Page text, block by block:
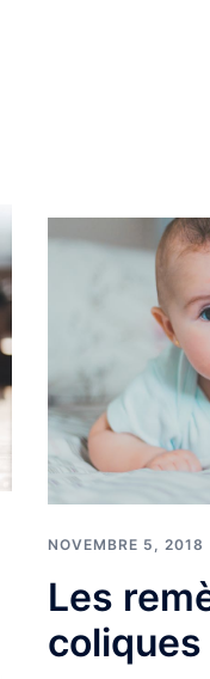
NOVEMBRE 5, 2018
Les